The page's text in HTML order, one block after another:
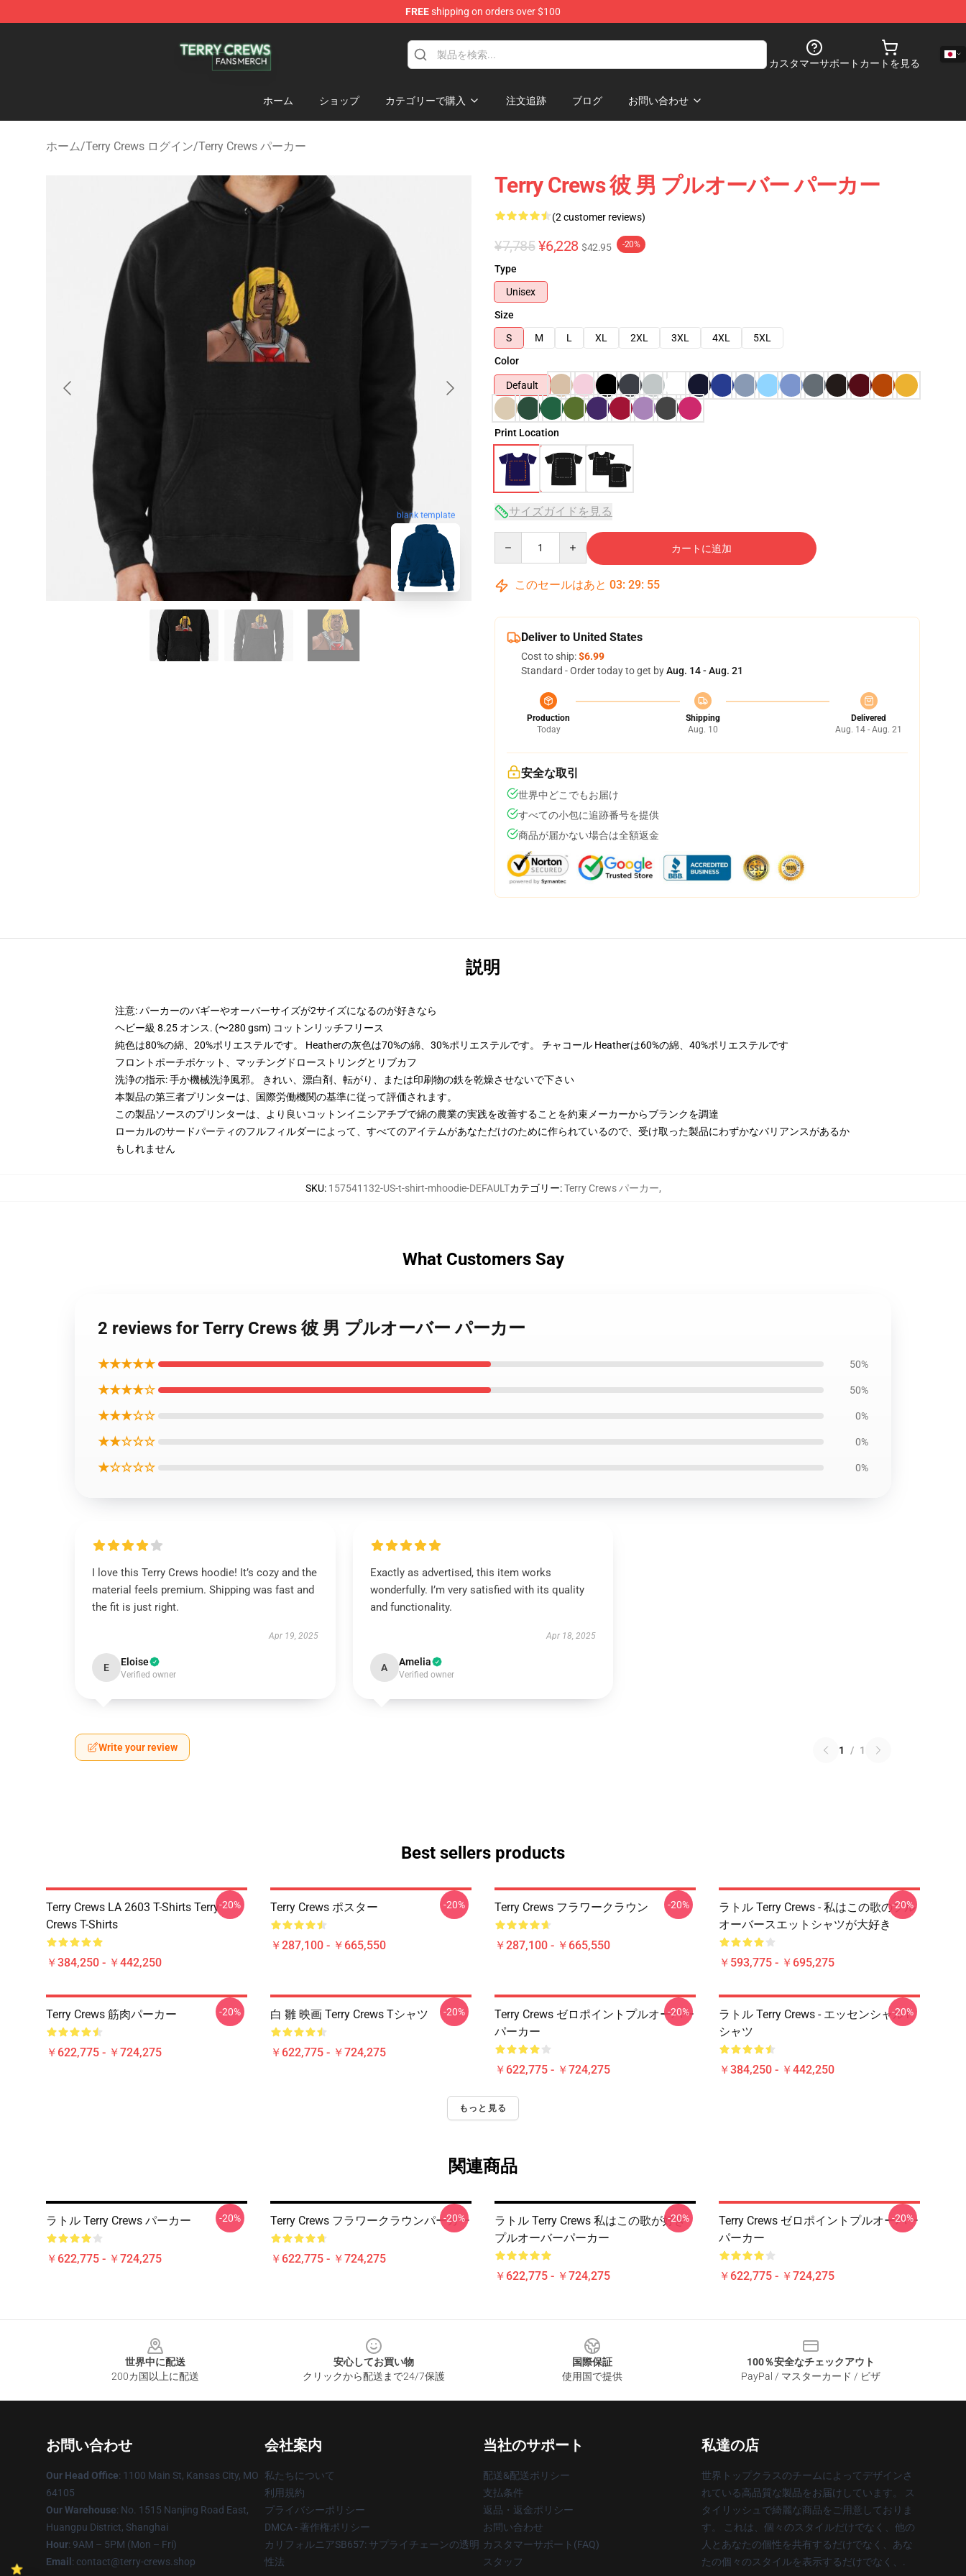
FREEshipping on orders over $100
カスタマーサポート カートを見る
ホーム ショップ カテゴリーで購入 注文追跡 ブログ お問い合わせ
ホーム/Terry Crews ログイン/Terry Crews パーカー
blank template
Terry Crews 彼 男 プルオーバー パーカー
(2 customer reviews)
¥7,785 ¥6,228 $42.95 -20%
Type
Unisex
Size
S
M L XL 2XL 3XL 4XL
5XL
Color
Default
Print Location
サイズガイドを見る
カートに追加
このセールはあと 03: 29: 54
Deliver to United States
Cost to ship:$6.99
Standard - Order today to get byAug. 14 - Aug. 21
Production
Today
Shipping
Aug. 10
Delivered
Aug. 14 - Aug. 21
安全な取引
世界中どこでもお届け
すべての小包に追跡番号を提供
商品が届かない場合は全額返金
説明
注意: パーカーのバギーやオーバーサイズが2サイズになるのが好きなら
ヘビー級 8.25 オンス. (〜280 gsm) コットンリッチフリース
純色は80%の綿、20%ポリエステルです。 Heatherの灰色は70%の綿、30%ポリエステルです。 チャコール Heatherは60%の綿、40%ポリエステルです
フロントポーチポケット、マッチングドローストリングとリブカフ
洗浄の指示: 手か機械洗浄風邪。 きれい、漂白剤、転がり、または印刷物の鉄を乾燥させないで下さい
本製品の第三者プリンターは、国際労働機関の基準に従って評価されます。
この製品ソースのプリンターは、より良いコットンイニシアチブで綿の農業の実践を改善することを約束メーカーからブランクを調達
ローカルのサードパーティのフルフィルダーによって、すべてのアイテムがあなただけのために作られているので、受け取った製品にわずかなバリアンスがあるか
もしれません
SKU: 157541132-US-t-shirt-mhoodie-DEFAULTカテゴリー:Terry Crews パーカー,
What Customers Say
2 reviews for Terry Crews 彼 男 プルオーバー パーカー
★★★★★ 50%
★★★★☆ 50%
★★★☆☆ 0%
★★☆☆☆ 0%
★☆☆☆☆ 0%
I love this Terry Crews hoodie! It’s cozy and the
material feels premium. Shipping was fast and
the fit is just right.
Apr 19, 2025
E Eloise
Verified owner
Exactly as advertised, this item works
wonderfully. I’m very satisfied with its quality
and functionality.
Apr 18, 2025
A Amelia
Verified owner
Write your review 1 / 1
Best sellers products
Terry Crews LA 2603 T-Shirts Terry
Crews T-Shirts
￥384,250 - ￥442,250
-20% Terry Crews ポスター
￥287,100 - ￥665,550
-20% Terry Crews フラワークラウン
￥287,100 - ￥665,550
-20%
ラトル Terry Crews - 私はこの歌のプル
オーバースエットシャツが大好き
￥593,775 - ￥695,275
-20%
Terry Crews 筋肉パーカー
￥622,775 - ￥724,275
-20% 白 雛 映画 Terry Crews Tシャツ
￥622,775 - ￥724,275
-20%
Terry Crews ゼロポイントプルオーバー
パーカー
￥622,775 - ￥724,275
-20%
ラトル Terry Crews - エッセンシャルT
シャツ
￥384,250 - ￥442,250
-20%
もっと見る
関連商品
ラトル Terry Crews パーカー
￥622,775 - ￥724,275
-20% Terry Crews フラワークラウンパーカー
￥622,775 - ￥724,275
-20%
ラトル Terry Crews 私はこの歌が好き
プルオーバーパーカー
￥622,775 - ￥724,275
-20%
Terry Crews ゼロポイントプルオーバー
パーカー
￥622,775 - ￥724,275
-20%
世界中に配送
200カ国以上に配送
安心してお買い物
クリックから配送まで24/7保護
国際保証
使用国で提供
100％安全なチェックアウト
PayPal / マスターカード / ビザ
お問い合わせ
Our Head Office: 1100 Main St, Kansas City, MO
64105
Our Warehouse: No. 1515 Nanjing Road East,
Huangpu District, Shanghai
Hour: 9AM – 5PM (Mon – Fri)
Email : contact@terry-crews.shop
会社案内
私たちについて
利用規約
プライバシーポリシー
DMCA - 著作権ポリシー
カリフォルニアSB657: サプライチェーンの透明
性法
当社のサポート
配送&配送ポリシー
支払条件
返品・返金ポリシー
お問い合わせ
カスタマーサポート(FAQ)
スタッフ
私達の店
世界トップクラスのチームによってデザインさ
れている高品質な製品をお届けしています。 ス
タイリッシュで綺麗な商品をご用意しておりま
す。 これは、個々のスタイルだけでなく、他の
人とあなたの個性を共有するだけでなく、あな
たの個々のスタイルを表示するだけでなく、.